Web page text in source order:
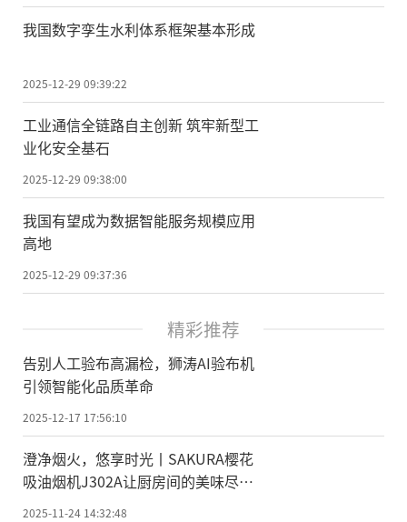
我国数字孪生水利体系框架基本形成
2025-12-29 09:39:22
工业通信全链路自主创新 筑牢新型工
业化安全基石
2025-12-29 09:38:00
我国有望成为数据智能服务规模应用
高地
2025-12-29 09:37:36
精彩推荐
告别人工验布高漏检，狮涛AI验布机
引领智能化品质革命
2025-12-17 17:56:10
澄净烟火，悠享时光丨SAKURA樱花
吸油烟机J302A让厨房间的美味尽情
绽放
2025-11-24 14:32:48